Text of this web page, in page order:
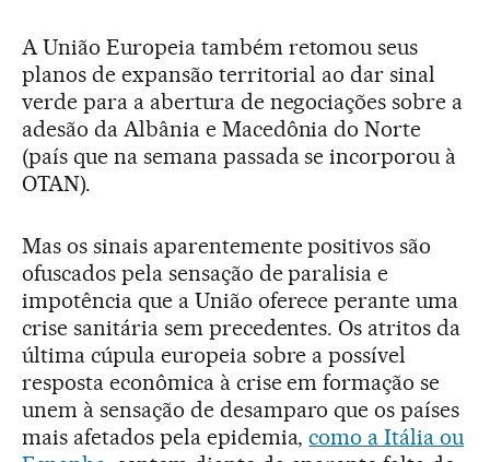
A União Europeia também retomou seus
planos de expansão territorial ao dar sinal
verde para a abertura de negociações sobre a
adesão da Albânia e Macedônia do Norte
(país que na semana passada se incorporou à
OTAN).
Mas os sinais aparentemente positivos são
ofuscados pela sensação de paralisia e
impotência que a União oferece perante uma
crise sanitária sem precedentes. Os atritos da
última cúpula europeia sobre a possível
resposta econômica à crise em formação se
unem à sensação de desamparo que os países
mais afetados pela epidemia,como a Itália ou